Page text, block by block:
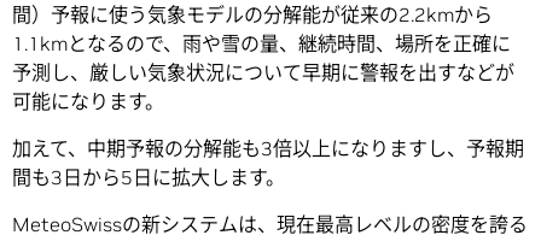
間）予報に使う気象モデルの分解能が従来の2.2kmから
1.1kmとなるので、雨や雪の量、継続時間、場所を正確に
予測し、厳しい気象状況について早期に警報を出すなどが
可能になります。
加えて、中期予報の分解能も3倍以上になりますし、予報期
間も3日から5日に拡大します。
MeteoSwissの新システムは、現在最高レベルの密度を誇る